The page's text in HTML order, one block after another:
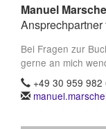
Manuel
Bei Fragen zur
gerne an mich
+49 30 959 982